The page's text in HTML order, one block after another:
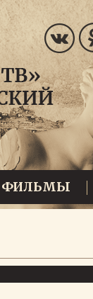
ФИЛЬМЫ